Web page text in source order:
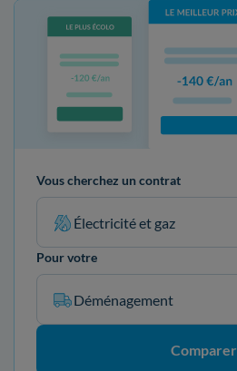
Vous cherchez un contrat
Électricité et gaz
Pour votre
Déménagement
Comparer